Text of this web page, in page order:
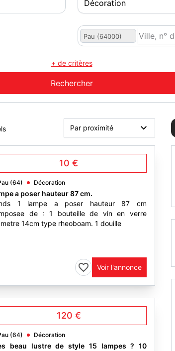
Pau (64000)
+ de critères
10 €
(64) Décoration
a poser hauteur 87 cm.
1 lampe a poser hauteur 87 cm
de : 1 bouteille de vin en verre
14cm type rheoboam. 1 douille
Voir l'annonce
120 €
(64) Décoration
beau lustre de style 15 lampes ? 10